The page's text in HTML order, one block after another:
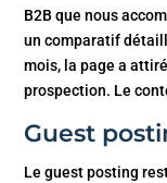
B2B que nous
un comparatif
mois, la page a
prospection. Le
Guest
Le guest posting